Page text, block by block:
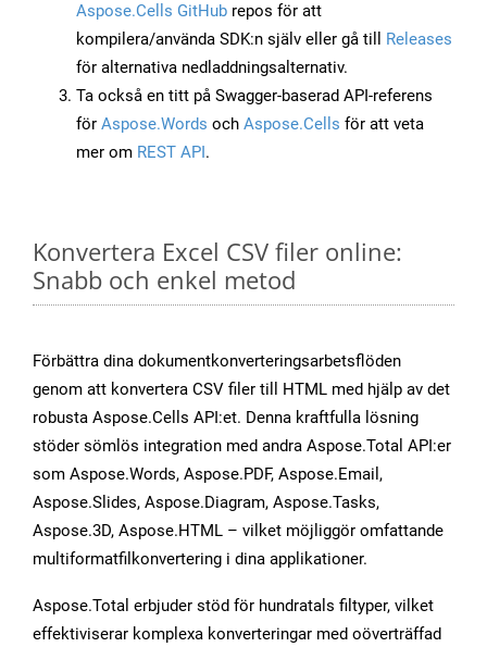
Aspose.Cells GitHub repos för att
kompilera/använda SDK:n själv eller gå till Releases
för alternativa nedladdningsalternativ.
Ta också en titt på Swagger-baserad API-referens
för Aspose.Words och Aspose.Cells för att veta
mer om REST API.
Konvertera Excel CSV filer online:
Snabb och enkel metod
Förbättra dina dokumentkonverteringsarbetsflöden
genom att konvertera CSV filer till HTML med hjälp av det
robusta Aspose.Cells API:et. Denna kraftfulla lösning
stöder sömlös integration med andra Aspose.Total API:er
som Aspose.Words, Aspose.PDF, Aspose.Email,
Aspose.Slides, Aspose.Diagram, Aspose.Tasks,
Aspose.3D, Aspose.HTML – vilket möjliggör omfattande
multiformatfilkonvertering i dina applikationer.
Aspose.Total erbjuder stöd för hundratals filtyper, vilket
effektiviserar komplexa konverteringar med oöverträffad